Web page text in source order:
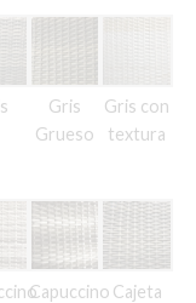
Gris
Grueso
Gris con
textura
Capuccino Cajeta